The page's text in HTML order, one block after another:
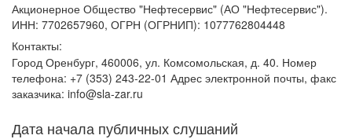
Акционерное Общество "Нефтесервис" (АО "Нефтесервис").
ИНН: 7702657960, ОГРН (ОГРНИП): 1077762804448
Контакты:
Город Оренбург, 460006, ул. Комсомольская, д. 40. Номер
телефона: +7 (353) 243-22-01 Адрес электронной почты, факс
заказчика: info@sla-zar.ru
Дата начала публичных слушаний